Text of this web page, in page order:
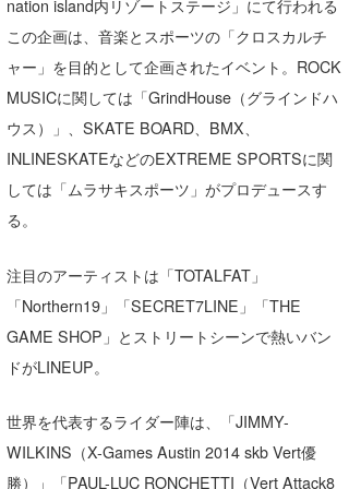
nation island内リゾートステージ」にて行われる
この企画は、音楽とスポーツの「クロスカルチ
ャー」を目的として企画されたイベント。ROCK
MUSICに関しては「GrindHouse（グラインドハ
ウス）」、SKATE BOARD、BMX、
INLINESKATEなどのEXTREME SPORTSに関
しては「ムラサキスポーツ」がプロデュースす
る。
注目のアーティストは「TOTALFAT」
「Northern19」「SECRET7LINE」「THE
GAME SHOP」とストリートシーンで熱いバン
ドがLINEUP。
世界を代表するライダー陣は、「JIMMY-
WILKINS（X-Games Austin 2014 skb Vert優
勝）」「PAUL-LUC RONCHETTI（Vert Attack8
Naoya Kimoto
Yasunari Inoue
Yoshiyuki Obata
CBA Films
熊谷素子
メディア
Colors MAGAZINE
WAVAL
波伝説アンバサダー/プロライダー
福島寿実子
中浦“JET”章
田原啓江
植村未来
NOBUFUKU
大野”MAR”修聖
波伝説スタッフ
☆加藤
chan-U
G◎Da
H
波伝説